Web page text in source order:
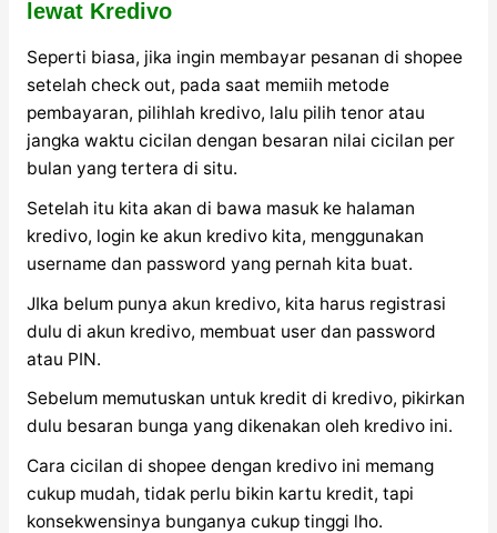
lewat Kredivo
Seperti biasa, jika ingin membayar pesanan di shopee
setelah check out, pada saat memiih metode
pembayaran, pilihlah kredivo, lalu pilih tenor atau
jangka waktu cicilan dengan besaran nilai cicilan per
bulan yang tertera di situ.
Setelah itu kita akan di bawa masuk ke halaman
kredivo, login ke akun kredivo kita, menggunakan
username dan password yang pernah kita buat.
JIka belum punya akun kredivo, kita harus registrasi
dulu di akun kredivo, membuat user dan password
atau PIN.
Sebelum memutuskan untuk kredit di kredivo, pikirkan
dulu besaran bunga yang dikenakan oleh kredivo ini.
Cara cicilan di shopee dengan kredivo ini memang
cukup mudah, tidak perlu bikin kartu kredit, tapi
konsekwensinya bunganya cukup tinggi lho.